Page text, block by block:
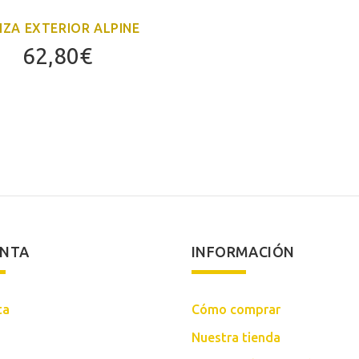
EXTERIOR ALPINE
62,80€
INFORMACIÓN
Cómo comprar
Nuestra tienda